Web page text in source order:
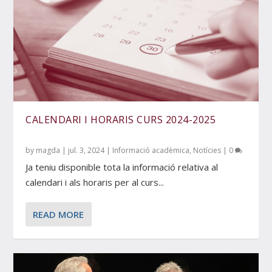
CALENDARI I HORARIS CURS 2024-2025
by magda | jul. 3, 2024| Informació acadèmica, Notícies | 0
Ja teniu disponible tota la informació relativa al
calendari i als horaris per al curs...
READ MORE